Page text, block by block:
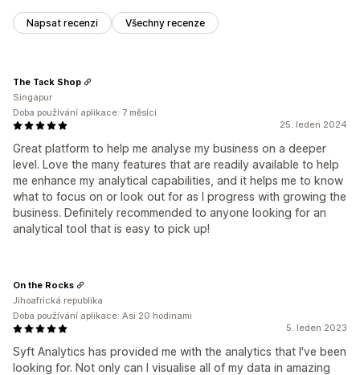
Napsat recenzi Všechny recenze
25. leden 2024
Great platform to help me analyse my business on a deeper
level. Love the many features that are readily available to help
me enhance my analytical capabilities, and it helps me to know
what to focus on or look out for as I progress with growing the
business. Definitely recommended to anyone looking for an
analytical tool that is easy to pick up!
The Tack Shop
Singapur
Doba používání aplikace: 7 měsíci
5. leden 2023
Syft Analytics has provided me with the analytics that I've been
looking for. Not only can I visualise all of my data in amazing
On the Rocks
Jihoafrická republika
Doba používání aplikace: Asi 20 hodinami